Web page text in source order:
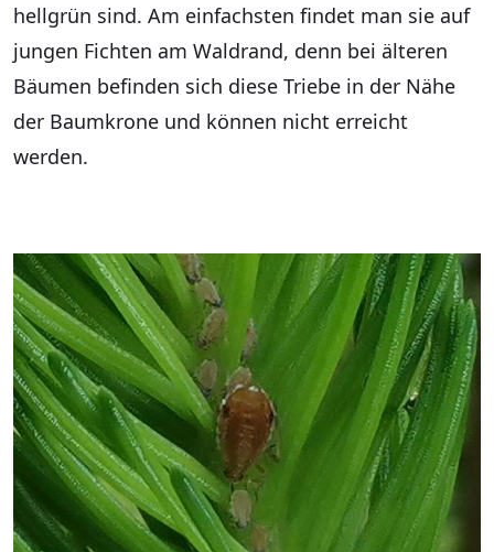
hellgrün sind. Am einfachsten findet man sie auf
jungen Fichten am Waldrand, denn bei älteren
Bäumen befinden sich diese Triebe in der Nähe
der Baumkrone und können nicht erreicht
werden.